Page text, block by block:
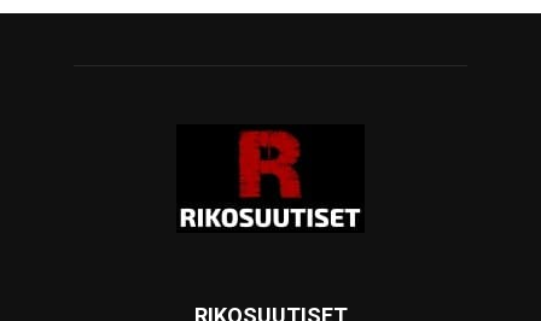
RIKOSUUTISET